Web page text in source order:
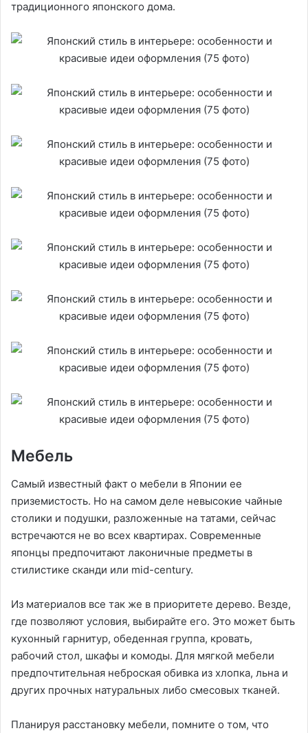
традиционного японского дома.
Мебель
Самый известный факт о мебели в Японии ее
приземистость. Но на самом деле невысокие чайные
столики и подушки, разложенные на татами, сейчас
встречаются не во всех квартирах. Современные
японцы предпочитают лаконичные предметы в
стилистике сканди или mid-century.
Из материалов все так же в приоритете дерево. Везде,
где позволяют условия, выбирайте его. Это может быть
кухонный гарнитур, обеденная группа, кровать,
рабочий стол, шкафы и комоды. Для мягкой мебели
предпочтительная неброская обивка из хлопка, льна и
других прочных натуральных либо смесовых тканей.
Планируя расстановку мебели, помните о том, что